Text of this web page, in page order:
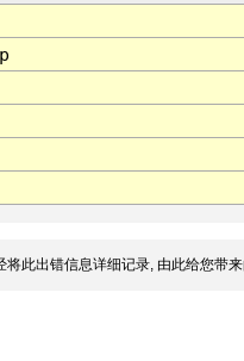
将此出错信息详细记录, 由此给您带